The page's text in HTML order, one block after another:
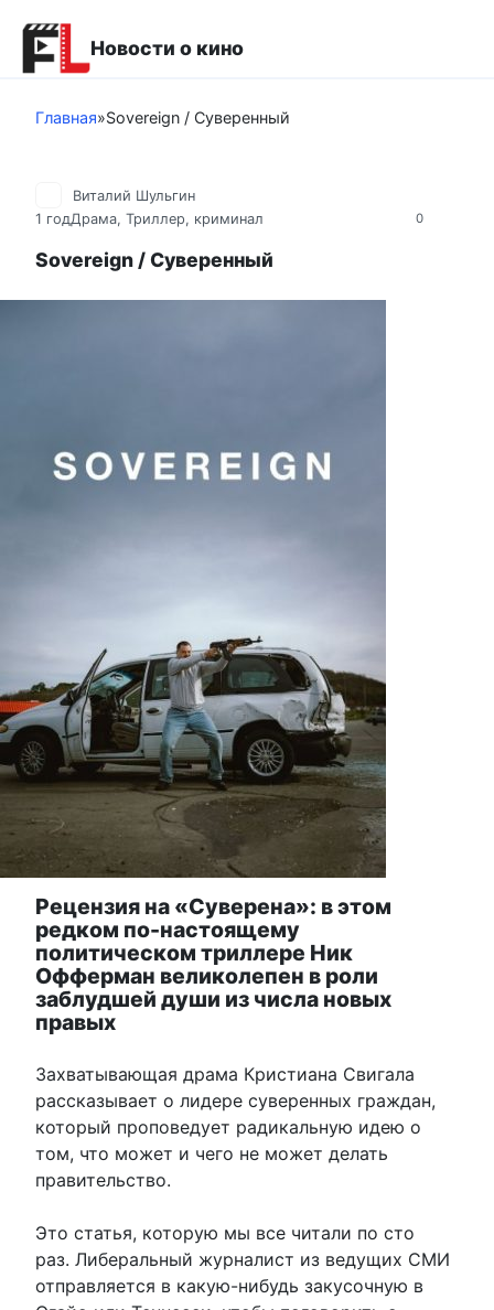
контенту
Новости о кино
Главная»Sovereign / Суверенный
0
Виталий Шульгин
1 годДрама, Триллер, криминал
Sovereign / Суверенный
Рецензия на «Суверена»: в этом
редком по-настоящему
политическом триллере Ник
Офферман великолепен в роли
заблудшей души из числа новых
правых
Захватывающая драма Кристиана Свигала
рассказывает о лидере суверенных граждан,
который проповедует радикальную идею о
том, что может и чего не может делать
правительство.
Это статья, которую мы все читали по сто
раз. Либеральный журналист из ведущих СМИ
отправляется в какую-нибудь закусочную в